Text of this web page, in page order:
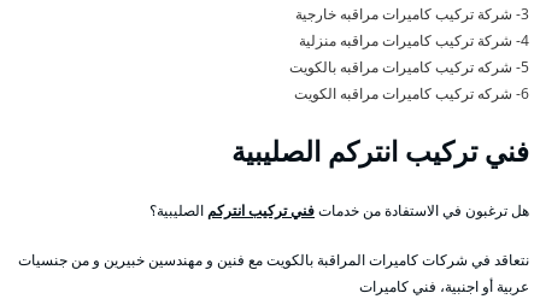
3- شركة تركيب كاميرات مراقبه خارجية
4- شركة تركيب كاميرات مراقبه منزلية
5- شركه تركيب كاميرات مراقبه بالكويت
6- شركه تركيب كاميرات مراقبه الكويت
فني تركيب انتركم الصليبية
هل ترغبون في الاستفادة من خدماتفني تركيب انتركم الصليبية؟
نتعاقد في شركات كاميرات المراقبة بالكويت مع فنين و مهندسين خبيرين و من جنسيات
عربية أو اجنبية، فني كاميرات